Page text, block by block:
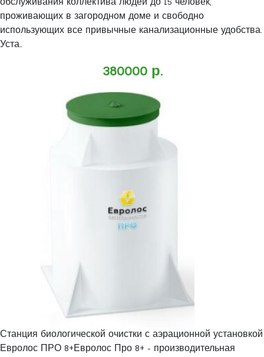
обслуживания коллектива людей до 15 человек,
проживающих в загородном доме и свободно
использующих все привычные канализационные удобства.
Уста..
380000 р.
Станция биологической очистки с аэрационной установкой
Евролос ПРО 8+Евролос Про 8+ - производительная